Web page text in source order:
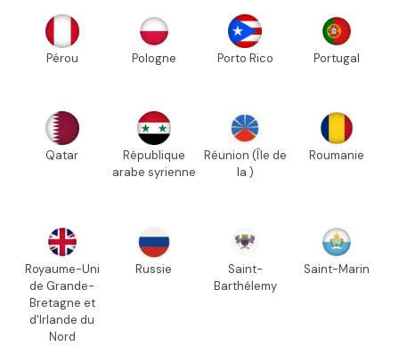
Pérou Pologne Porto Rico Portugal
Qatar
République
arabe syrienne
Réunion (Île de
la )
Roumanie
Royaume-Uni
de Grande-
Bretagne et
d'Irlande du
Nord
Russie
Saint-
Barthélemy
Saint-Marin